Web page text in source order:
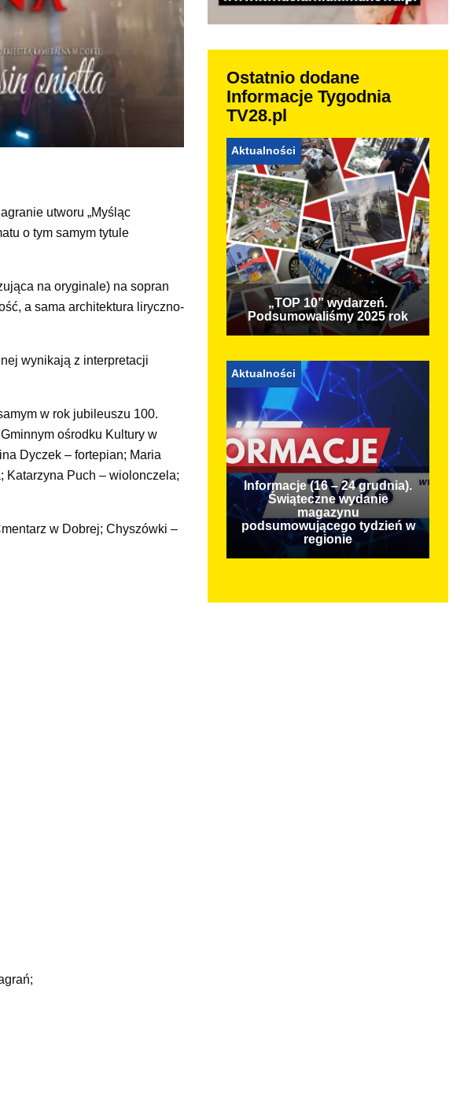
utworu „Myśląc
o tym samym tytule
na oryginale) na sopran
a sama architektura liryczno-
wynikają z interpretacji
w rok jubileuszu 100.
ośrodku Kultury w
Dyczek – fortepian; Maria
Katarzyna Puch – wiolonczela;
w Dobrej; Chyszówki –
Ostatnio dodane
Informacje Tygodnia
TV28.pl
Aktualności
„TOP 10” wydarzeń.
Podsumowaliśmy 2025 rok
Aktualności
Informacje (16 – 24 grudnia).
Świąteczne wydanie
magazynu
podsumowującego tydzień w
regionie